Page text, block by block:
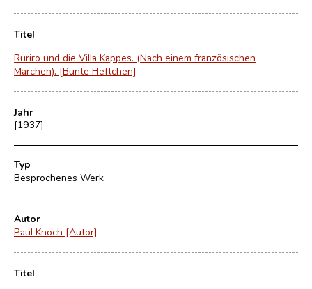
Titel
Ruriro und die Villa Kappes. (Nach einem französischen
Märchen). [Bunte Heftchen]
Jahr
[1937]
Typ
Besprochenes Werk
Autor
Paul Knoch [Autor]
Titel